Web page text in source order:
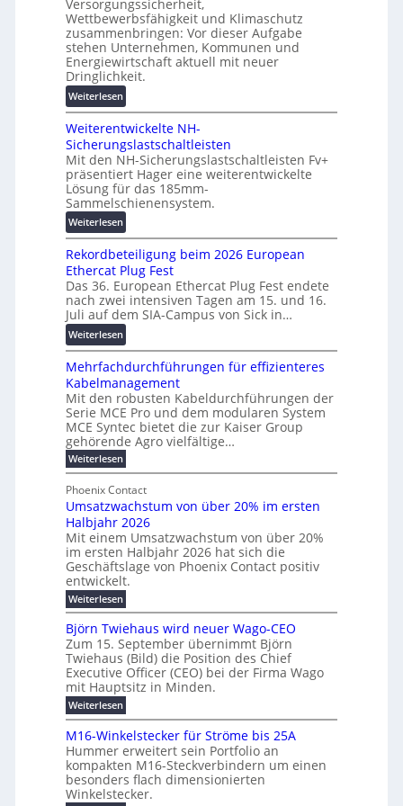
s
u
n
g
e
n
d
d
i
g
i
t
a
l
e
T
r
a
n
s
a
r
e
n
z
c
h
i
n
e
n
b
a
u
:
F
o
r
s
c
h
u
n
g
s
f
ö
e
r
u
n
g
b
r
a
u
c
h
t
m
e
r
T
e
m
p
o
u
n
d
w
e
Versorgungssicherheit,
Wettbewerbsfähigkeit und Klimaschutz
zusammenbringen: Vor dieser Aufgabe
stehen Unternehmen, Kommunen und
Energiewirtschaft aktuell mit neuer
Dringlichkeit.
Weiterlesen:
V
o
l
t
a
-
X
2
0
2
7
w
i
r
d
z
u
m
E
n
e
r
g
u
b
ü
r
m
o
d
e
r
n
e
E
e
r
g
i
Weiterentwickelte NH-
Sicherungslastschaltleisten
Mit den NH-Sicherungslastschaltleisten Fv+
präsentiert Hager eine weiterentwickelte
Lösung für das 185mm-
Sammelschienensystem.
Weiterlesen:
W
e
i
t
e
r
e
n
t
w
i
c
k
e
l
e
N
H
-
S
i
c
h
e
r
u
n
g
s
l
a
s
t
s
Rekordbeteiligung beim 2026 European
Ethercat Plug Fest
Das 36. European Ethercat Plug Fest endete
nach zwei intensiven Tagen am 15. und 16.
Juli auf dem SIA-Campus von Sick in…
Weiterlesen:
R
e
k
o
r
d
b
e
e
i
l
i
g
u
n
g
b
e
m
2
0
2
6
E
u
r
o
Mehrfachdurchführungen für effizienteres
Kabelmanagement
Mit den robusten Kabeldurchführungen der
Serie MCE Pro und dem modularen System
MCE Syntec bietet die zur Kaiser Group
gehörende Agro vielfältige…
Weiterlesen:
M
h
r
f
a
c
h
d
u
r
c
f
ü
h
r
u
n
g
e
n
f
ü
r
e
ff
Phoenix Contact
Umsatzwachstum von über 20% im ersten
Halbjahr 2026
Mit einem Umsatzwachstum von über 20%
im ersten Halbjahr 2026 hat sich die
Geschäftslage von Phoenix Contact positiv
entwickelt.
Weiterlesen:
U
m
s
a
z
w
a
c
h
s
t
u
m
v
o
Björn Twiehaus wird neuer Wago-CEO
Zum 15. September übernimmt Björn
Twiehaus (Bild) die Position des Chief
Executive Officer (CEO) bei der Firma Wago
mit Hauptsitz in Minden.
Weiterlesen:
B
ö
r
n
T
w
M16-Winkelstecker für Ströme bis 25A
Hummer erweitert sein Portfolio an
kompakten M16-Steckverbindern um einen
besonders flach dimensionierten
Winkelstecker.